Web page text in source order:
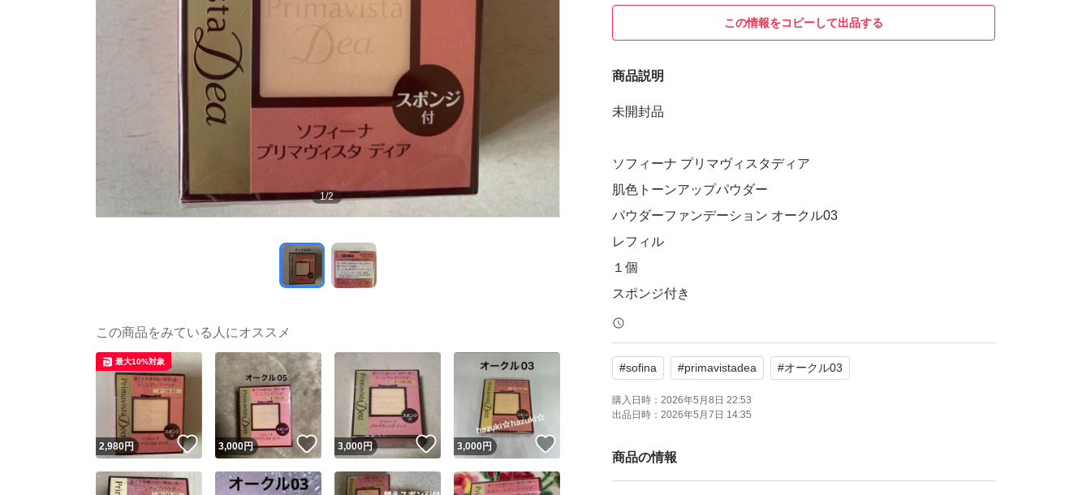
1/2
この情報をコピーして出品する
商品説明
未開封品
ソフィーナ プリマヴィスタディア
肌色トーンアップパウダー
パウダーファンデーション オークル03
レフィル
１個
スポンジ付き
2026年4月購入
定価3300円/1個
プチプチ保護
#sofina #primavistadea #オークル03
購入日時： 2026年5月8日 22:53
出品日時： 2026年5月7日 14:35
商品の情報
この商品をみている人にオススメ
2,980円 いいね！
最大10%対象
3,000円 いいね！
3,000円 いいね！
3,000円